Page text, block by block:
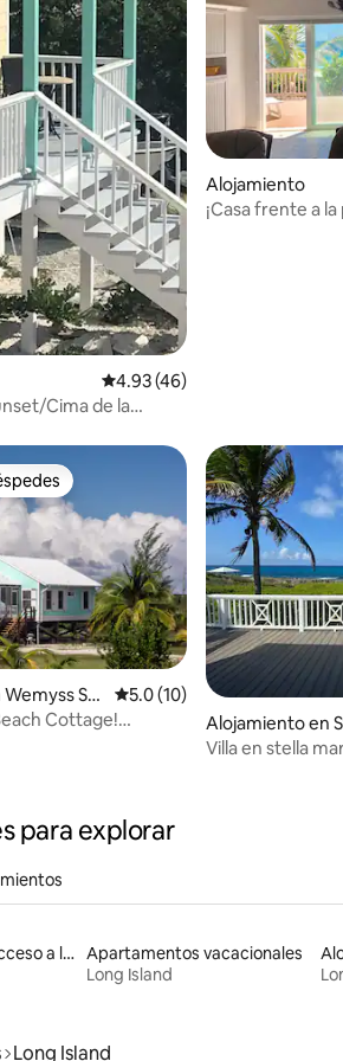
Calificación promedio: 4.93 de
4.93 (46)
Cima de la
Alojamiento
¡Casa frente a
Set
Calificación promedio: 5.0
5.0 (10)
Cottage!
Alojamiento en
Villa en stella
para explorar
Alojamientos con acceso a la playa Apartamentos vacacionales
Long Island
Long Island